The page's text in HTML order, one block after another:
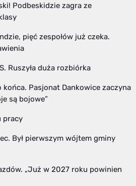
Podbeskidzie zagra ze
pięć zespołów już czeka.
Ruszyła duża rozbiórka
końca. Pasjonat Dankowice zaczyna
są bojowe”
pracy
Był pierwszym wójtem gminy
„Już w 2027 roku powinien